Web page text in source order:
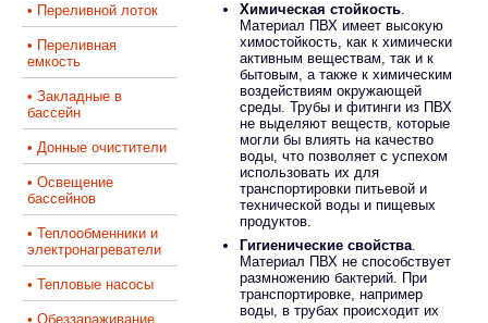
• Переливной лоток
• Переливная
емкость
• Закладные в
бассейн
• Донные очистители
• Освещение
бассейнов
• Теплообменники и
электронагреватели
• Тепловые насосы
• Обеззараживание
Химическая стойкость.
Материал ПВХ имеет высокую
химостойкость, как к химически
активным веществам, так и к
бытовым, а также к химическим
воздействиям окружающей
среды. Трубы и фитинги из ПВХ
не выделяют веществ, которые
могли бы влиять на качество
воды, что позволяет с успехом
использовать их для
транспортировки питьевой и
технической воды и пищевых
продуктов.
Гигиенические свойства.
Материал ПВХ не способствует
размножению бактерий. При
транспортировке, например
воды, в трубах происходит их